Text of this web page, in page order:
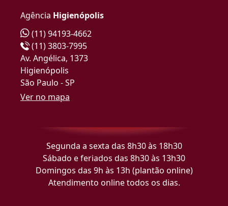
Agência Higienópolis
(11) 94193-4662
(11) 3803-7995
Av. Angélica, 1373
Higienópolis
São Paulo - SP
Ver no mapa
Segunda a sexta das 8h30 às 18h30
Sábado e feriados das 8h30 às 13h30
Domingos das 9h às 13h (plantão online)
Atendimento online todos os dias.